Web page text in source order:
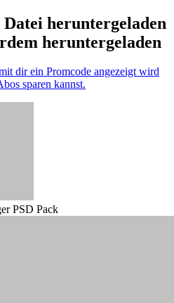
Datei heruntergeladen
heruntergeladen
dir ein Promcode angezeigt wird
sparen kannst.
PSD Pack